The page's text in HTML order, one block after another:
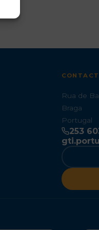
Rua de
Braga
Portugal
253